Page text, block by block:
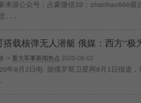
来源公众号：占豪微信ID：zhanhao668
...
搭载核弹无人潜艇 俄媒：西方“极
-> 重大军事新闻热点 2020-08-02
年8月2日电 据俄罗斯卫星网8月1日报道